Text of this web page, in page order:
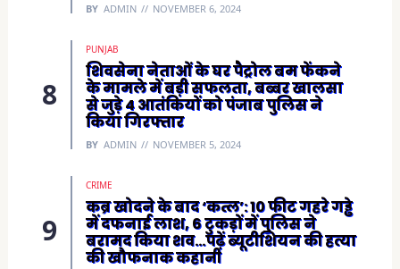
BY ADMIN NOVEMBER 6, 2024
PUNJAB
शिवसेना नेताओं के घर पैट्रोल बम फेंकने
के मामले में बड़ी सफलता, बब्बर खालसा
से जुड़े 4 आतंकियों को पंजाब पुलिस ने
किया गिरफ्तार
BY ADMIN NOVEMBER 5, 2024
CRIME
कब्र खोदने के बाद ‘कत्ल’: 10 फीट गहरे गड्ढे
में दफनाई लाश, 6 टुकड़ों में पुलिस ने
बरामद किया शव…पढ़ें ब्यूटीशियन की हत्या
की खौफनाक कहानी